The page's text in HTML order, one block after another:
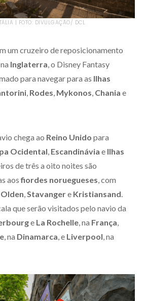
| FOTO: DIVULGAÇÃO/ DCL
um cruzeiro de reposicionamento
Inglaterra, o Disney Fantasy
para navegar para as Ilhas
, Rodes, Mykonos, Chania e
chega ao Reino Unido para
Ocidental, Escandinávia e Ilhas
de três a oito noites são
aosfiordes noruegueses, com
Olden,Stavangere Kristiansand.
que serão visitados pelo navio da
e La Rochelle, na França,
, na Dinamarca, e Liverpool, na